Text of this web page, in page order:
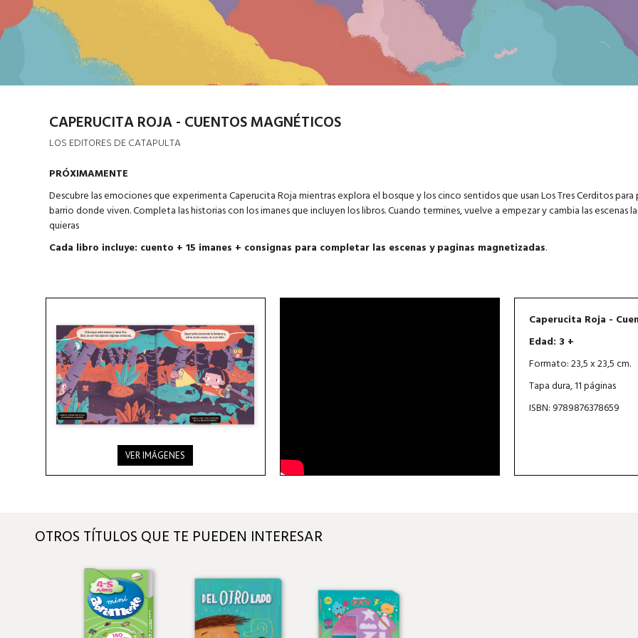
CAPERUCITA ROJA - CUENTOS MAGNÉTICOS
LOS EDITORES DE CATAPULTA
PRÓXIMAMENTE
Descubre las emociones que experimenta Caperucita Roja mientras explora el bosque y los cinco sentidos que usan Los Tres Cerditos para
barrio donde viven. Completa las historias con los imanes que incluyen los libros. Cuando termines, vuelve a empezar y cambia las escenas
quieras
Cada libro incluye: cuento + 15 imanes + consignas para completar las escenas y paginas magnetizadas.
VER IMÁGENES
Caperucita Roja -
Edad: 3 +
Formato: 23,5 x 23,5 cm.
Tapa dura, 11 páginas
ISBN: 9789876378659
OTROS TÍTULOS QUE TE PUEDEN INTERESAR